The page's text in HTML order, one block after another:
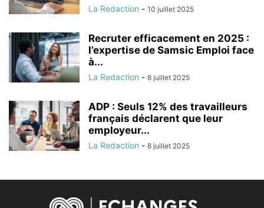
La Redaction - 10 juillet 2025
Recruter efficacement en 2025 :
l’expertise de Samsic Emploi face
à...
La Redaction - 8 juillet 2025
ADP : Seuls 12% des travailleurs
français déclarent que leur
employeur...
La Redaction - 8 juillet 2025